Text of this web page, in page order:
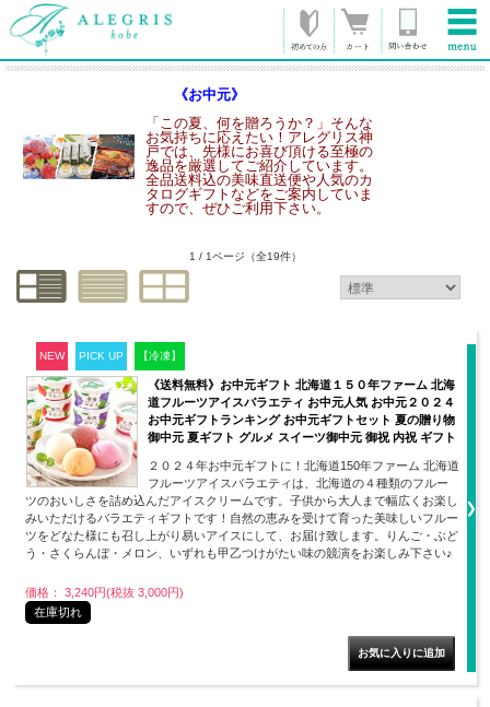
《お中元》
「この夏、何を贈ろうか？」そんな
お気持ちに応えたい！アレグリス神
戸では、先様にお喜び頂ける至極の
逸品を厳選してご紹介しています。
全品送料込の美味直送便や人気のカ
タログギフトなどをご案内していま
すので、ぜひご利用下さい。
1 / 1ページ （全19件）
NEW PICK UP 【冷凍】
《送料無料》お中元ギフト 北海道１５０年ファーム 北海
道フルーツアイスバラエティ お中元人気 お中元２０２４
お中元ギフトランキング お中元ギフトセット 夏の贈り物
御中元 夏ギフト グルメ スイーツ御中元 御祝 内祝 ギフト
２０２４年お中元ギフトに！北海道150年ファーム 北海道
フルーツアイスバラエティは、北海道の４種類のフルー
ツのおいしさを詰め込んだアイスクリームです。子供から大人まで幅広くお楽し
みいただけるバラエティギフトです！自然の恵みを受けて育った美味しいフルー
ツをどなた様にも召し上がり易いアイスにして、お届け致します。りんご・ぶど
う・さくらんぼ・メロン、いずれも甲乙つけがたい味の競演をお楽しみ下さい♪
価格： 3,240円(税抜 3,000円)
在庫切れ